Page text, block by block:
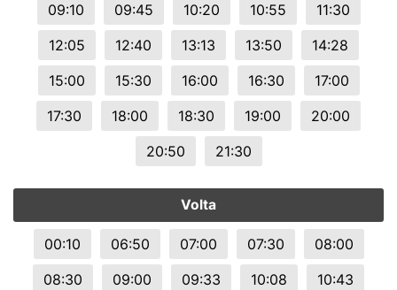
09:10
09:45 10:20 10:55
11:30
12:05
12:40 13:13 13:50
14:28
15:00
15:30 16:00 16:30
17:00
17:30
18:00 18:30 19:00
20:00
20:50
21:30
Volta
00:10 06:50 07:00 07:30
08:00
08:30
09:00 09:33 10:08
10:43